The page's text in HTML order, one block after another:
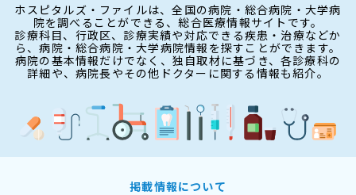
ホスピタルズ・ファイルは、全国の病院・総合病院・大学病
院を調べることができる、総合医療情報サイトです。
診療科目、行政区、診療実績や対応できる疾患・治療などか
ら、病院・総合病院・大学病院情報を探すことができます。
病院の基本情報だけでなく、独自取材に基づき、各診療科の
詳細や、病院長やその他ドクターに関する情報も紹介。
掲載情報について